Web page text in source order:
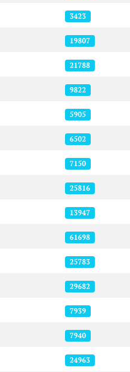
3423
19807
21788
9822
5905
6502
7150
25816
13947
61698
25783
29682
7939
7940
24963